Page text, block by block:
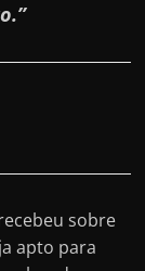
sobre
apto para